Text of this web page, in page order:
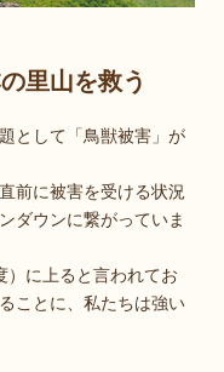
里山を救う
として「鳥獣被害」が
前に被害を受ける状況
ダウンに繋がっていま
に上ると言われてお
ことに、私たちは強い